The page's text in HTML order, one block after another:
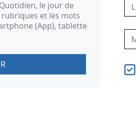
le jour de
rubriques et les mots
(App), tablette